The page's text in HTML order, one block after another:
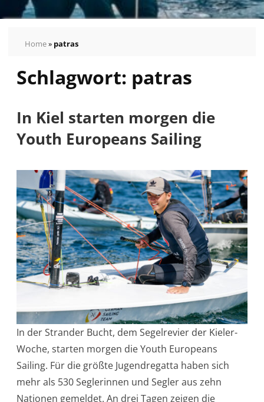
Home» patras
Schlagwort: patras
In Kiel starten morgen die
Youth Europeans Sailing
In der Strander Bucht, dem Segelrevier der Kieler-
Woche, starten morgen die Youth Europeans
Sailing. Für die größte Jugendregatta haben sich
mehr als 530 Seglerinnen und Segler aus zehn
Nationen gemeldet. An drei Tagen zeigen die